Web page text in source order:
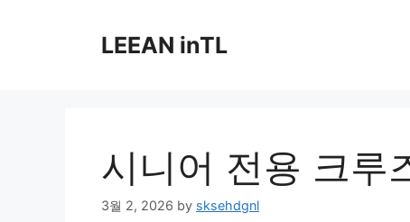
LEEAN inTL
시니어 전용 크루
3월 2, 2026 by sksehdgnl